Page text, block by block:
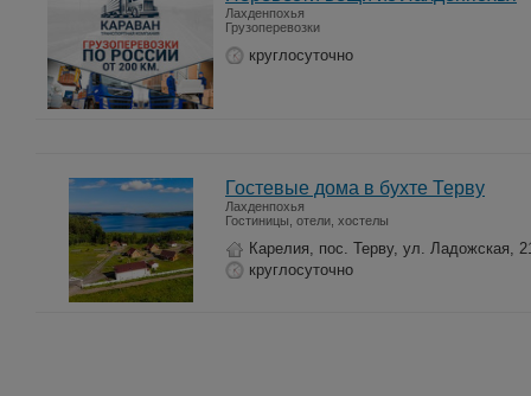
Лахденпохья
Грузоперевозки
круглосуточно
Гостевые дома в бухте Терву
Лахденпохья
Гостиницы, отели, хостелы
Карелия, пос. Терву, ул. Ладожская,
круглосуточно